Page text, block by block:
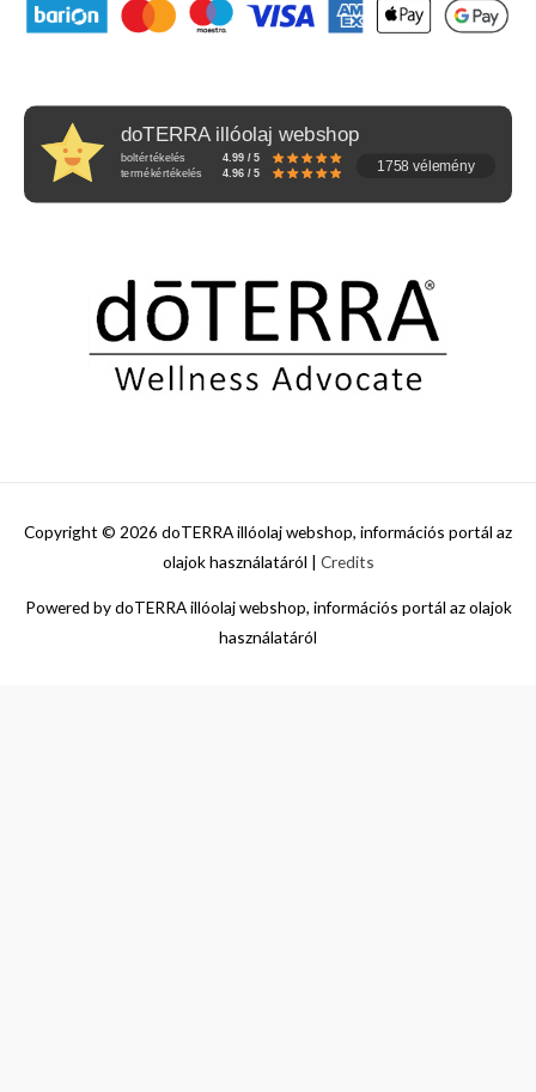
doTERRA illóolaj webshop
boltértékelés 4.99 / 5
termékértékelés 4.96 / 5 1758 vélemény
Copyright © 2026 doTERRA illóolaj webshop, információs portál az
olajok használatáról | Credits
Powered bydoTERRA illóolaj webshop, információs portál az olajok
használatáról